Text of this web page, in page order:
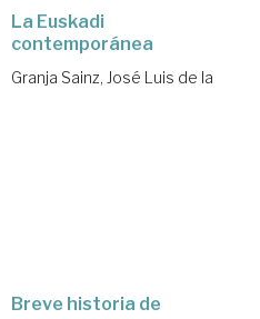
La Euskadi
contemporánea
Granja Sainz, José Luis de la
Breve historia de